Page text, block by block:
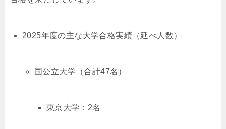
2025年度の主な大学合格実績（延べ人数）
国公立大学（合計47名）
東京大学：2名